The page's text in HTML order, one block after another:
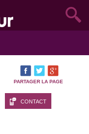
PARTAGER LA PAGE
CONTACT